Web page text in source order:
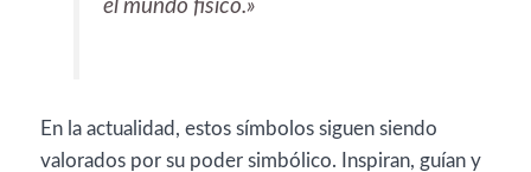
el mundo físico.»
En la actualidad, estos símbolos siguen siendo
valorados por su poder simbólico. Inspiran, guían y